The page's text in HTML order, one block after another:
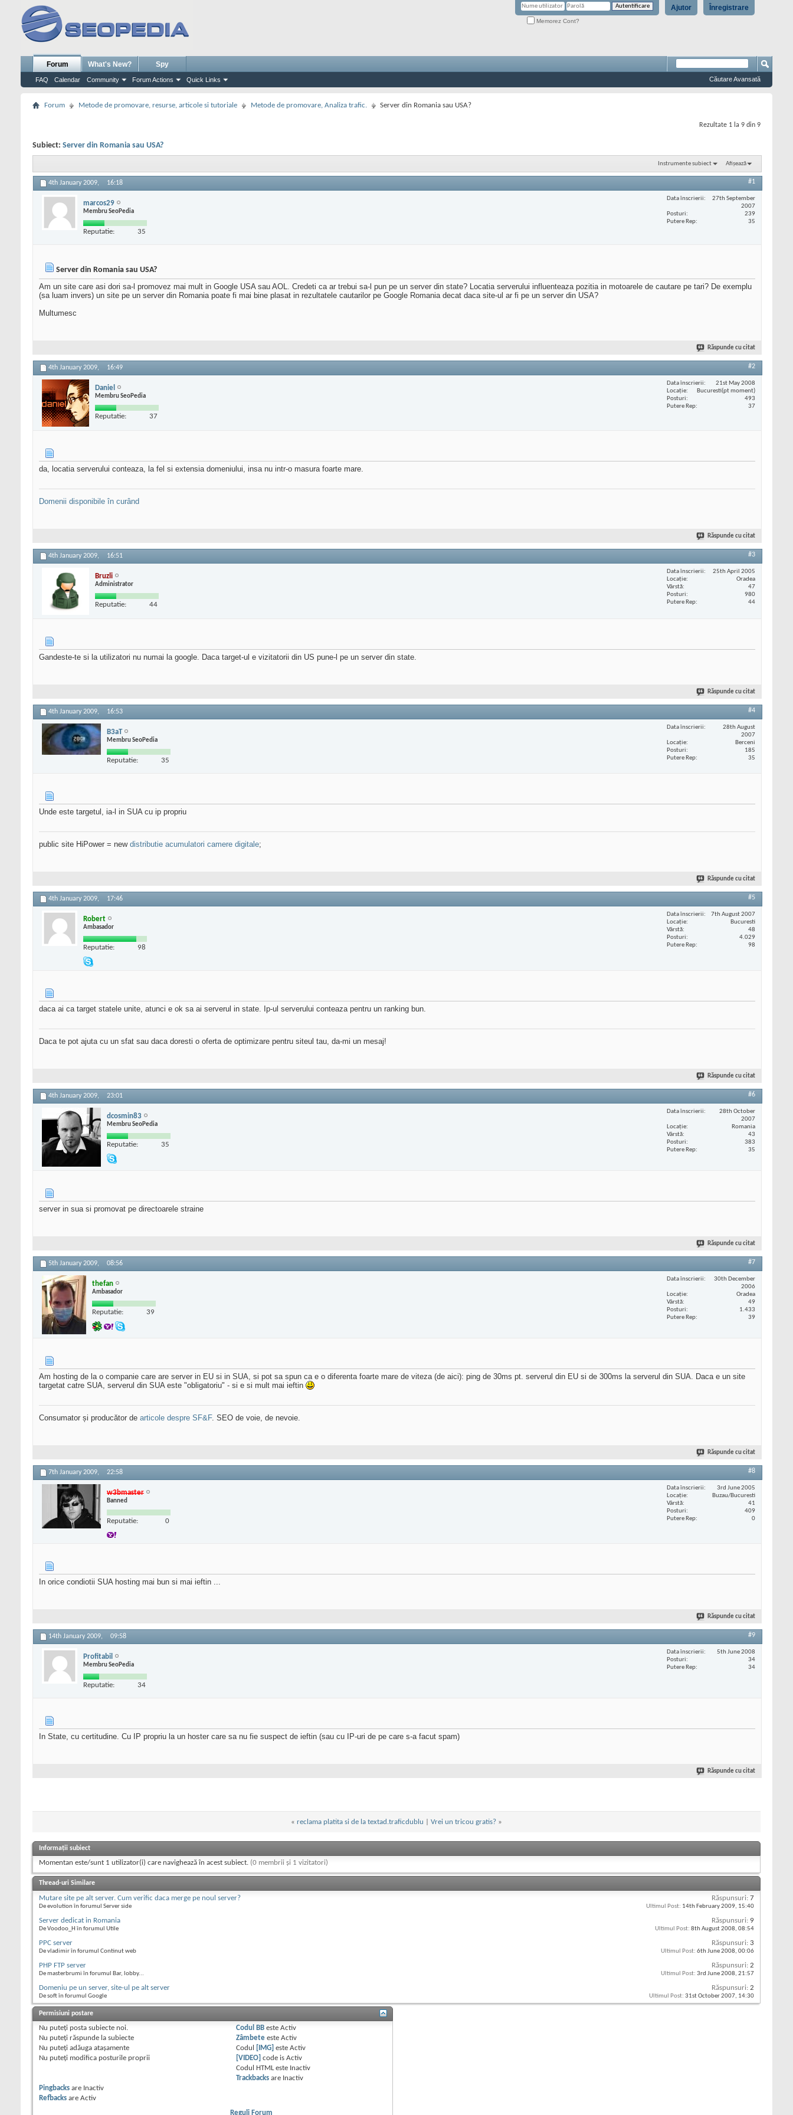
Înregistrare
Ajutor
Memorez Cont?
Forum
FAQ Calendar Community Forum Actions Quick Links
What's New? Spy
Căutare Avansată
Forum Metode de promovare, resurse, articole si tutoriale Metode de promovare, Analiza trafic. Server din Romania sau USA?
Rezultate 1 la 9 din 9
Subiect: Server din Romania sau USA?
Instrumente subiect Afișează
4th January 2009, 16:18 #1
marcos29
Membru SeoPedia
Reputatie: 35
Data înscrierii
27th September
2007
Posturi
239
Putere Rep
35
Server din Romania sau USA?
Am un site care asi dori sa-l promovez mai mult in Google USA sau AOL. Credeti ca ar trebui sa-l pun pe un server din state? Locatia serverului influenteaza pozitia in motoarele de cautare pe tari? De exemplu
(sa luam invers) un site pe un server din Romania poate fi mai bine plasat in rezultatele cautarilor pe Google Romania decat daca site-ul ar fi pe un server din USA?
Multumesc
Răspunde cu citat
4th January 2009, 16:49 #2
Daniel
Membru SeoPedia
Reputatie: 37
Data înscrierii
21st May 2008
Locaţie
Bucuresti(pt moment)
Posturi
493
Putere Rep
37
da, locatia serverului conteaza, la fel si extensia domeniului, insa nu intr-o masura foarte mare.
Domenii disponibile în curând
Răspunde cu citat
4th January 2009, 16:51 #3
Bruzli
Administrator
Reputatie: 44
Data înscrierii
25th April 2005
Locaţie
Oradea
Vârstă
47
Posturi
980
Putere Rep
44
Gandeste-te si la utilizatori nu numai la google. Daca target-ul e vizitatorii din US pune-l pe un server din state.
Răspunde cu citat
4th January 2009, 16:53 #4
B3aT
Membru SeoPedia
Reputatie: 35
Data înscrierii
28th August
2007
Locaţie
Berceni
Posturi
185
Putere Rep
35
Unde este targetul, ia-l in SUA cu ip propriu
public site HiPower = new distributie acumulatori camere digitale;
Răspunde cu citat
4th January 2009, 17:46 #5
Robert
Ambasador
Reputatie: 98
Data înscrierii
7th August 2007
Locaţie
Bucuresti
Vârstă
48
Posturi
4.029
Putere Rep
98
daca ai ca target statele unite, atunci e ok sa ai serverul in state. Ip-ul serverului conteaza pentru un ranking bun.
Daca te pot ajuta cu un sfat sau daca doresti o oferta de optimizare pentru siteul tau, da-mi un mesaj!
Răspunde cu citat
4th January 2009, 23:01 #6
dcosmin83
Membru SeoPedia
Reputatie: 35
Data înscrierii
28th October
2007
Locaţie
Romania
Vârstă
43
Posturi
383
Putere Rep
35
server in sua si promovat pe directoarele straine
Răspunde cu citat
5th January 2009, 08:56 #7
thefan
Ambasador
Reputatie: 39
Data înscrierii
30th December
2006
Locaţie
Oradea
Vârstă
49
Posturi
1.433
Putere Rep
39
Am hosting de la o companie care are server in EU si in SUA, si pot sa spun ca e o diferenta foarte mare de viteza (de aici): ping de 30ms pt. serverul din EU si de 300ms la serverul din SUA. Daca e un site
targetat catre SUA, serverul din SUA este "obligatoriu" - si e si mult mai ieftin
Consumator și producător de articole despre SF&F. SEO de voie, de nevoie.
Răspunde cu citat
7th January 2009, 22:58 #8
w3bmaster
Banned
Reputatie: 0
Data înscrierii
3rd June 2005
Locaţie
Buzau/Bucuresti
Vârstă
41
Posturi
409
Putere Rep
0
In orice condiotii SUA hosting mai bun si mai ieftin ...
Răspunde cu citat
14th January 2009, 09:58 #9
Profitabil
Membru SeoPedia
Reputatie: 34
Data înscrierii
5th June 2008
Posturi
34
Putere Rep
34
In State, cu certitudine. Cu IP propriu la un hoster care sa nu fie suspect de ieftin (sau cu IP-uri de pe care s-a facut spam)
Răspunde cu citat
« reclama platita si de la textad.traficdublu Vrei un tricou gratis? »
Informații subiect
Momentan este/sunt 1 utilizator(i) care navighează în acest subiect. (0 membrii și 1 vizitatori)
Thread-uri Similare
Mutare site pe alt server. Cum verific daca merge pe noul server?
De evolution în forumul Server side
Răspunsuri: 7
Ultimul Post: 14th February 2009, 15:40
Server dedicat in Romania
De Voodoo_H în forumul Utile
Răspunsuri: 9
Ultimul Post: 8th August 2008, 08:54
PPC server
De vladimir în forumul Continut web
Răspunsuri: 3
Ultimul Post: 6th June 2008, 00:06
PHP FTP server
De masterbrumi în forumul Bar, lobby...
Răspunsuri: 2
Ultimul Post: 3rd June 2008, 21:57
Domeniu pe un server, site-ul pe alt server
De soft în forumul Google
Răspunsuri: 2
Ultimul Post: 31st October 2007, 14:30
Permisiuni postare
Nu puteţi posta subiecte noi.
Nu puteţi răspunde la subiecte
Nu puteţi adăuga ataşamente
Nu puteţi modifica posturile proprii
Codul BB esteActiv
Zâmbete esteActiv
Codul
[IMG] esteActiv
[VIDEO] code isActiv
Codul HTML este Inactiv
Trackbacks are Inactiv
Pingbacks are Inactiv
Refbacks are Activ
Reguli Forum